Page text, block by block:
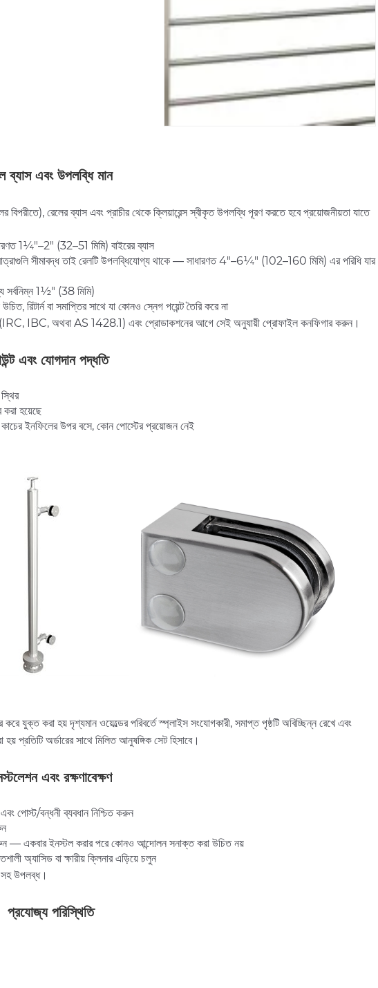
ব্যাস এবং উপলব্ধি মান
বিপরীতে), রেলের ব্যাস এবং প্রাচীর থেকে ক্লিয়ারেন্স স্বীকৃত উপলব্ধি পূরণ করতে হবে প্রয়োজনীয়তা যাতে
1¼"–2" (32–51 মিমি) বাইরের ব্যাস
সীমাবদ্ধ তাই রেলটি উপলব্ধিযোগ্য থাকে — সাধারণত 4"–6¼" (102–160 মিমি) এর পরিধি যার
সর্বনিম্ন 1½" (38 মিমি)
রিটার্ন বা সমাপ্তির সাথে যা কোনও স্নেগ পয়েন্ট তৈরি করে না
(IRC, IBC, অথবা AS 1428.1) এবং প্রোডাকশনের আগে সেই অনুযায়ী প্রোফাইল কনফিগার করুন।
এবং যোগদান পদ্ধতি
করা হয়েছে
ইনফিলের উপর বসে, কোন পোস্টের প্রয়োজন নেই
করে যুক্ত করা হয় দৃশ্যমান ওয়েল্ডের পরিবর্তে স্প্লাইস সংযোগকারী, সমাপ্ত পৃষ্ঠটি অবিচ্ছিন্ন রেখে এবং
প্রতিটি অর্ডারের সাথে মিলিত আনুষঙ্গিক সেট হিসাবে।
এবং রক্ষণাবেক্ষণ
পোস্ট/বন্ধনী ব্যবধান নিশ্চিত করুন
— একবার ইনস্টল করার পরে কোনও আন্দোলন সনাক্ত করা উচিত নয়
অ্যাসিড বা ক্ষারীয় ক্লিনার এড়িয়ে চলুন
সহ উপলব্ধ।
প্রযোজ্য পরিস্থিতি